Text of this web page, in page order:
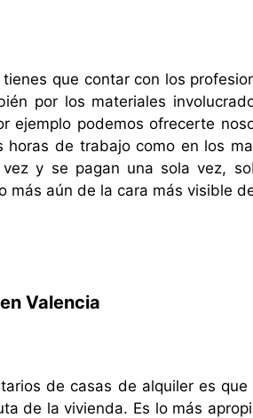
que contar con los
por los materiales
ejemplo podemos ofrecerte
de trabajo como en los
y se pagan una sola vez,
aún de la cara más visible
Valencia
de casas de alquiler es
de la vivienda. Es lo más